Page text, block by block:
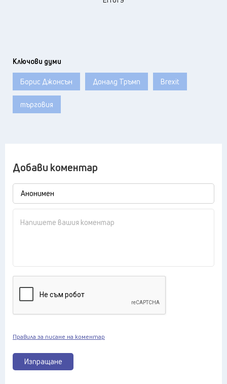
Ключови думи
Борис Джонсън Доналд Тръмп Brexit
търговия
Добави коментар
Изпращане
Правила за писане на коментар